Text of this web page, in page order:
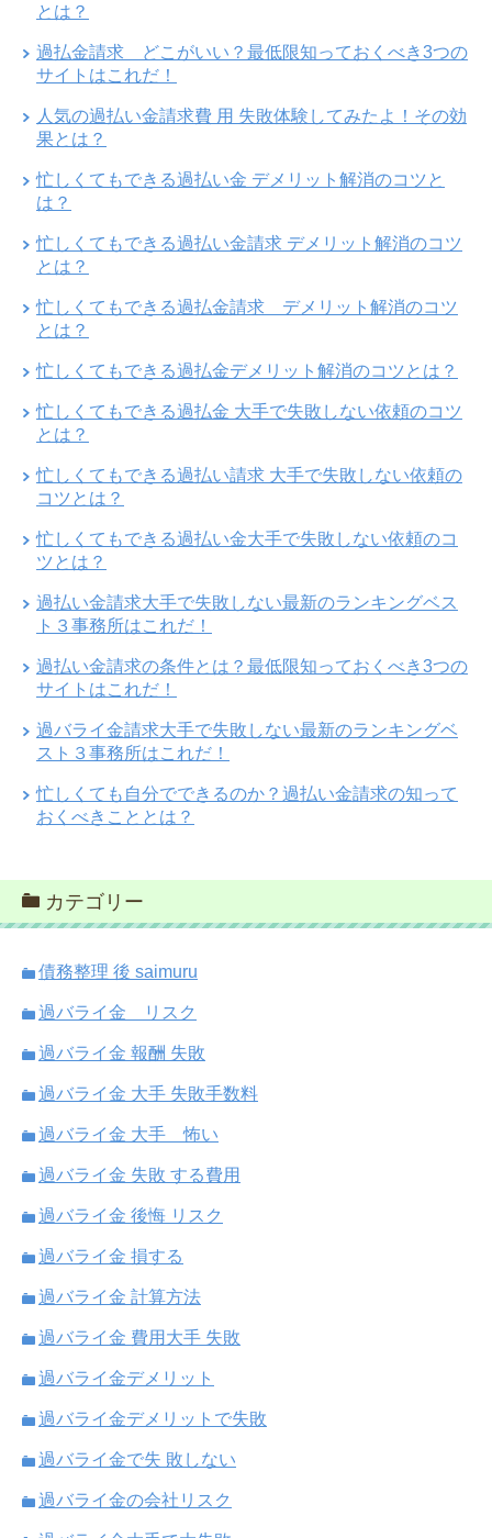
とは？
過払金請求 どこがいい？最低限知っておくべき3つの
サイトはこれだ！
人気の過払い金請求費 用 失敗体験してみたよ！その効
果とは？
忙しくてもできる過払い金 デメリット解消のコツと
は？
忙しくてもできる過払い金請求 デメリット解消のコツ
とは？
忙しくてもできる過払金請求 デメリット解消のコツ
とは？
忙しくてもできる過払金デメリット解消のコツとは？
忙しくてもできる過払金 大手で失敗しない依頼のコツ
とは？
忙しくてもできる過払い請求 大手で失敗しない依頼の
コツとは？
忙しくてもできる過払い金大手で失敗しない依頼のコ
ツとは？
過払い金請求大手で失敗しない最新のランキングベス
ト３事務所はこれだ！
過払い金請求の条件とは？最低限知っておくべき3つの
サイトはこれだ！
過バライ金請求大手で失敗しない最新のランキングベ
スト３事務所はこれだ！
忙しくても自分でできるのか？過払い金請求の知って
おくべきこととは？
カテゴリー
債務整理 後 saimuru
過バライ金 リスク
過バライ金 報酬 失敗
過バライ金 大手 失敗手数料
過バライ金 大手 怖い
過バライ金 失敗 する費用
過バライ金 後悔 リスク
過バライ金 損する
過バライ金 計算方法
過バライ金 費用大手 失敗
過バライ金デメリット
過バライ金デメリットで失敗
過バライ金で失 敗しない
過バライ金の会社リスク